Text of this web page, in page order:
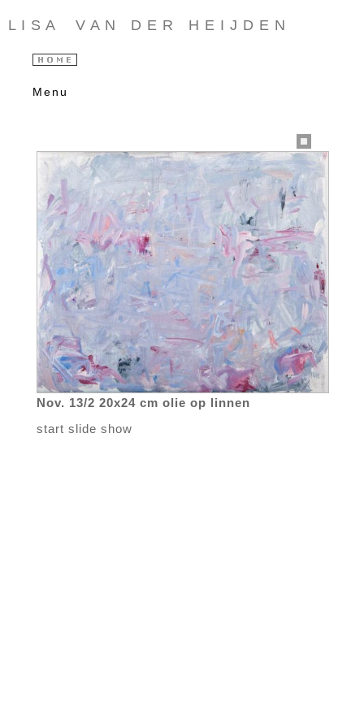
L I S A V A N D E R H E I J D E N
Menu
Nov. 13/2 20x24 cm olie op linnen
start slide show